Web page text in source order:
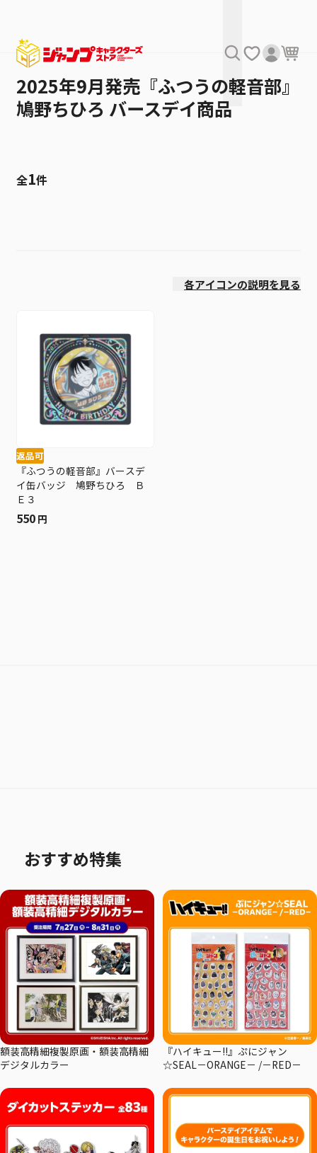
2025年9月発売『ふつうの軽音部』
鳩野ちひろ バースデイ商品
全1件
各アイコンの説明を見る
返品可
『ふつうの軽音部』バースデ
イ缶バッジ 鳩野ちひろ Ｂ
Ｅ３
550 円
おすすめ特集
額装高精細複製原画・額装高精細
デジタルカラー
『ハイキュー!!』ぷにジャン
☆SEAL－ORANGE－ /－RED－